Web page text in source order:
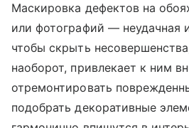
Маскировка дефектов на
или фотографий — неудачная
чтобы скрыть
наоборот, привлекает к ним
отремонтировать
подобрать декоративные